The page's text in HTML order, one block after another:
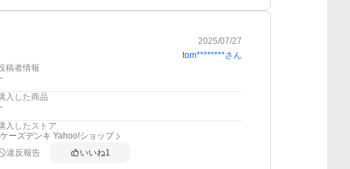
2025/07/27
tom********さん
稿者情報
-
入した商品
-
入したストア
ケーズデンキ Yahoo!ショップ
違反報告
いいね1